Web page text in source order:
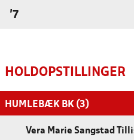
'7
HOLDOPSTILLINGER
HUMLEBÆK BK (3)
Vera Marie Sangstad